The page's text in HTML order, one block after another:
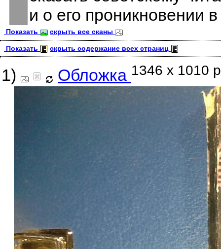
и о его проникновении
Показать скрыть все сканы
Показать скрыть содержание всех страниц
1) Обложка 1346 x 1010